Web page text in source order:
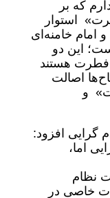
که بر
استوار
امام‌ خامنه‌ای
این دو
فطرت هستند
اصالت
و
گرایی افزود:
اما،
نظام
خاصی در